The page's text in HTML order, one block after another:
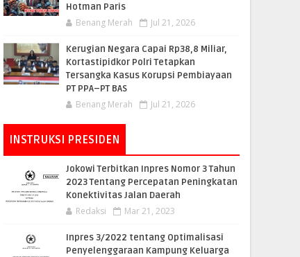
Hotman Paris
Benang Merah Jul 21, 2026
Kerugian Negara Capai Rp38,8 Miliar,
Kortastipidkor Polri Tetapkan
Tersangka Kasus Korupsi Pembiayaan
PT PPA–PT BAS
Benang Merah Jul 21, 2026
INSTRUKSI PRESIDEN
Jokowi Terbitkan Inpres Nomor 3 Tahun
2023 Tentang Percepatan Peningkatan
Konektivitas Jalan Daerah
Redaksi Mar 21, 2023
Inpres 3/2022 tentang Optimalisasi
Penyelenggaraan Kampung Keluarga